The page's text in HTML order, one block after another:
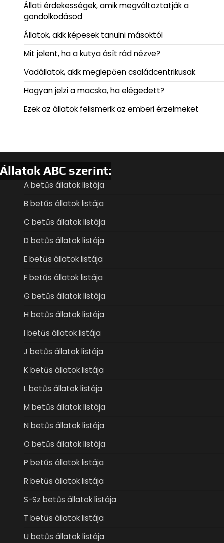
Állati érdekességek, amik megváltoztatják a
gondolkodásod
Állatok, akik képesek tanulni másoktól
Mit jelent, ha a kutya ásít rád nézve?
Vadállatok, akik meglepően családcentrikusak
Hogyan jelzi a macska, ha elégedett?
Ezek az állatok felismerik az emberi érzelmeket
Állatok ABC szerint:
A betűs állatok listája
B betűs állatok listája
C betűs állatok listája
D betűs állatok listája
E betűs állatok listája
F betűs állatok listája
G betűs állatok listája
H betűs állatok listája
I betűs állatok listája
J betűs állatok listája
K betűs állatok listája
L betűs állatok listája
M betűs állatok listája
N betűs állatok listája
O betűs állatok listája
P betűs állatok listája
R betűs állatok listája
S-Sz betűs állatok listája
T betűs állatok listája
U betűs állatok listája